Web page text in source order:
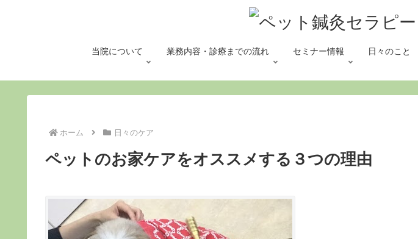
当院について 業務内容・診療までの流れ セミナー情報 日々のこと
ホーム 日々のケア
ペットのお家ケアをオススメする３つの理由